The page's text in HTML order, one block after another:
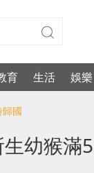
育 生活 娛樂
國
幼猴滿